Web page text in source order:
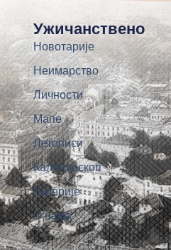
Ужичанствено
Новотарије
Неимарство
Личности
Мапе
Летописи
Калеидоскоп
Галерије
О нама